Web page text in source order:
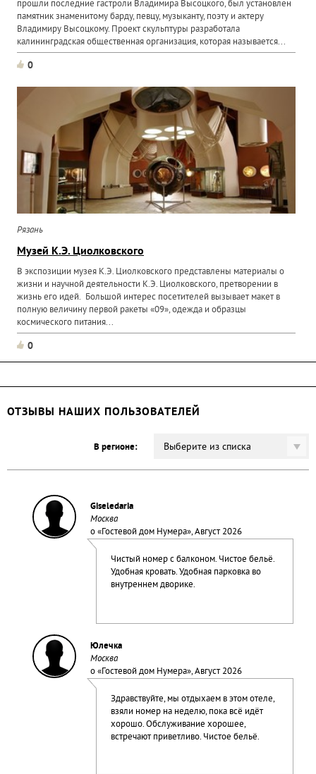
прошли последние гастроли Владимира Высоцкого, был установлен
памятник знаменитому барду, певцу, музыканту, поэту и актеру
Владимиру Высоцкому. Проект скульптуры разработала
калининградская общественная организация, которая называется...
0
Рязань
Музей К.Э. Циолковского
В экспозиции музея К.Э. Циолковского представлены материалы о
жизни и научной деятельности К.Э. Циолковского, претворении в
жизнь его идей. Большой интерес посетителей вызывает макет в
полную величину первой ракеты «09», одежда и образцы
космического питания...
0
ОТЗЫВЫ НАШИХ ПОЛЬЗОВАТЕЛЕЙ
В регионе: Выберите из списка
Giseledaria
Москва
о «Гостевой дом Нумера», Август 2026
Чистый номер с балконом. Чистое бельё.
Удобная кровать. Удобная парковка во
внутреннем дворике.
Юлечка
Москва
о «Гостевой дом Нумера», Август 2026
Здравствуйте, мы отдыхаем в этом отеле,
взяли номер на неделю, пока всё идёт
хорошо. Обслуживание хорошее,
встречают приветливо. Чистое бельё.